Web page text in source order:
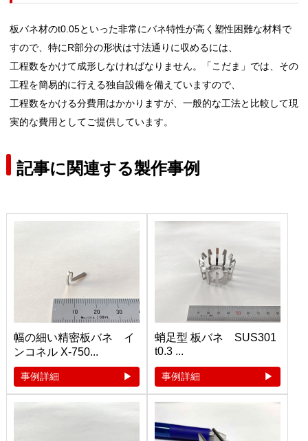
板バネ材のt0.05といった非常にバネ特性が高く塑性困難な材料で
すので、特にR部分の形状は寸法通りに収めるには、
工程数をかけて成形しなければなりません。「こだま」では、その
工程を簡易的に行える独自設備を備えていますので、
工程数をかける分費用はかかりますが、一般的な工法と比較して現
実的な費用としてご提供しています。
記事に関連する製作事例
幅の細い精密板バネ イ
ンコネル X-750...
事例詳細
蛸足型 板バネ SUS301
t0.3 ...
事例詳細